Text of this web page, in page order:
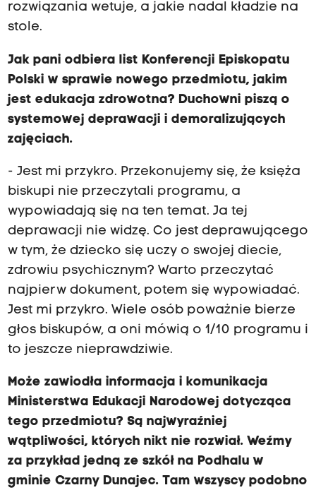
rozwiązania wetuje, a jakie nadal kładzie na
stole.
Jak pani odbiera list Konferencji Episkopatu
Polski w sprawie nowego przedmiotu, jakim
jest edukacja zdrowotna? Duchowni piszą o
systemowej deprawacji i demoralizujących
zajęciach.
- Jest mi przykro. Przekonujemy się, że księża
biskupi nie przeczytali programu, a
wypowiadają się na ten temat. Ja tej
deprawacji nie widzę. Co jest deprawującego
w tym, że dziecko się uczy o swojej diecie,
zdrowiu psychicznym? Warto przeczytać
najpierw dokument, potem się wypowiadać.
Jest mi przykro. Wiele osób poważnie bierze
głos biskupów, a oni mówią o 1/10 programu i
to jeszcze nieprawdziwie.
Może zawiodła informacja i komunikacja
Ministerstwa Edukacji Narodowej dotycząca
tego przedmiotu? Są najwyraźniej
wątpliwości, których nikt nie rozwiał. Weźmy
za przykład jedną ze szkół na Podhalu w
gminie Czarny Dunajec. Tam wszyscy podobno